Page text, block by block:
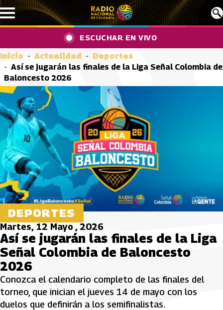
Pasar al contenido principal
ESCUCHAR EN VIVO
Inicio Actualidad
Deportes
Así se jugarán las finales de la Liga Señal Colombia de
Baloncesto 2026
DEPORTES
Martes, 12 Mayo , 2026
Así se jugarán las finales de la Liga
Señal Colombia de Baloncesto
2026
Conozca el calendario completo de las finales del
torneo, que inician el jueves 14 de mayo con los
duelos que definirán a los semifinalistas.